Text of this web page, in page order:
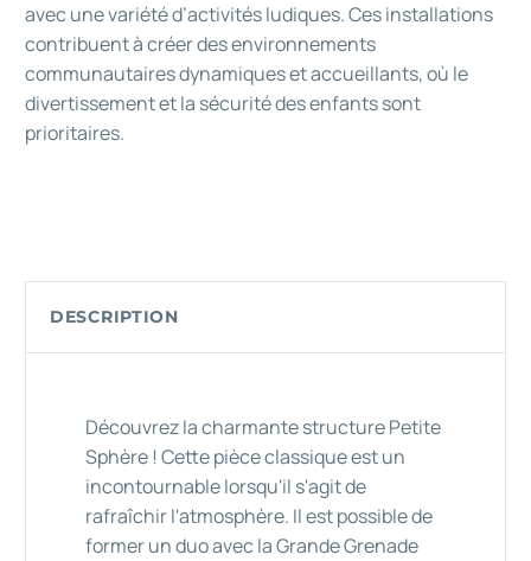
avec une variété d’activités ludiques. Ces installations
contribuent à créer des environnements
communautaires dynamiques et accueillants, où le
divertissement et la sécurité des enfants sont
prioritaires.
DESCRIPTION
Découvrez la charmante structure Petite
Sphère ! Cette pièce classique est un
incontournable lorsqu'il s'agit de
rafraîchir l'atmosphère. Il est possible de
former un duo avec la Grande Grenade